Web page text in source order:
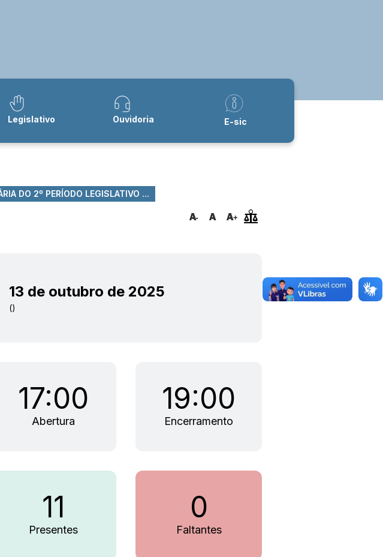
Legislativo Ouvidoria E-sic
DO 2º PERÍODO LEGISLATIVO ...
13 de outubro de 2025
()
17:00
Abertura
19:00
Encerramento
11
Presentes
0
Faltantes